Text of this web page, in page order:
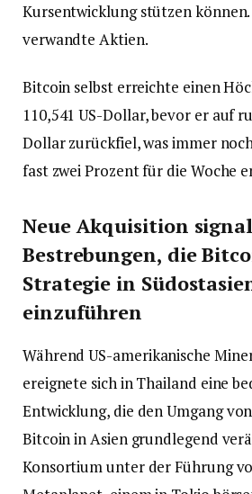
Kursentwicklung stützen
verwandte Aktien.
Bitcoin selbst erreichte einen
110,541 US-Dollar, bevor er auf
Dollar zurückfiel, was immer
fast zwei Prozent für die Woche
Neue Akquisition
Bestrebungen, die
Strategie in
einzuführen
Während US-amerikanische
ereignete sich in Thailand eine
Entwicklung, die den Umgang
Bitcoin in Asien grundlegend
Konsortium unter der Führung